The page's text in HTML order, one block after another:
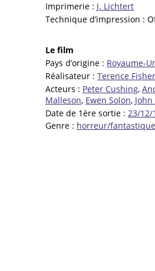
Imprimerie : J. Lichtert
Technique d’impression :
Le film
Pays d’origine : Royaume-
Réalisateur : Terence Fisher
Acteurs : Peter Cushing,
Malleson, Ewen Solon,
Date de 1ère sortie : 23/12/
Genre : horreur/fantastique